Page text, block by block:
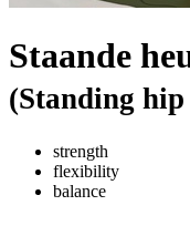
Staande
(Standing
strength
flexibility
balance